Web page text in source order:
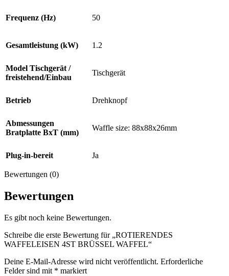
Frequenz (Hz) 50
Gesamtleistung (kW) 1.2
Model Tischgerät /
freistehend/Einbau
Tischgerät
Betrieb Drehknopf
Abmessungen
Bratplatte BxT (mm)
Waffle size: 88x88x26mm
Plug-in-bereit Ja
Bewertungen (0)
Bewertungen
Es gibt noch keine Bewertungen.
Schreibe die erste Bewertung für „ROTIERENDES
WAFFELEISEN 4ST BRÜSSEL WAFFEL“
Deine E-Mail-Adresse wird nicht veröffentlicht. Erforderliche
Felder sind mit * markiert